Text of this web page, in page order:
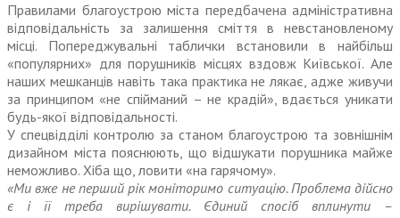
Правилами благоустрою міста передбачена адміністративна
відповідальність за залишення сміття в невстановленому
місці. Попереджувальні таблички встановили в найбільш
«популярних» для порушників місцях вздовж Київської. Але
наших мешканців навіть така практика не лякає, адже живучи
за принципом «не спійманий – не крадій», вдається уникати
будь-якої відповідальності.
У спецвідділі контролю за станом благо­устрою та зовнішнім
дизайном міста пояснюють, що відшукати порушника майже
неможливо. Хіба що, ловити «на гарячому».
«Ми вже не перший рік моніторимо ситуацію. Проблема дійсно
є і її треба вирішувати. Єдиний спосіб вплинути –